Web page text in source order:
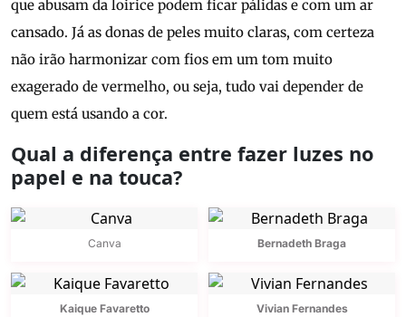
que abusam da loirice podem ficar pálidas e com um ar
cansado. Já as donas de peles muito claras, com certeza
não irão harmonizar com fios em um tom muito
exagerado de vermelho, ou seja, tudo vai depender de
quem está usando a cor.
Qual a diferença entre fazer luzes no
papel e na touca?
Canva Bernadeth Braga
Kaique Favaretto Vivian Fernandes